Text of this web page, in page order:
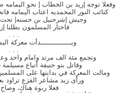
وفعلا توجه |زيد بن الخطاب | نحو
كتائب النور المحمديه اعتاب اليمامه
وجيش |شرحبيل بن حسنه| تحت
فاختار المسلمون بطلنا
. . .
وبـــــــــــــــدأت معركة
. . .
وتجمع مئة الف مرتد وامام واحد
وقاتل بنو حنيفة أتباع مسيلمة
ومالت المعركة في بدايتها على
ورأى زيد مشاعر الفزع تراود
فعلا ربوة هناك،